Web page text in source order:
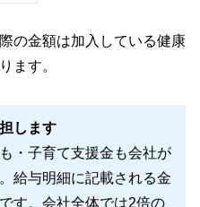
の金額は加入している健康
ます。
します
・子育て支援金も会社が
給与明細に記載される金
す。会社全体では2倍の